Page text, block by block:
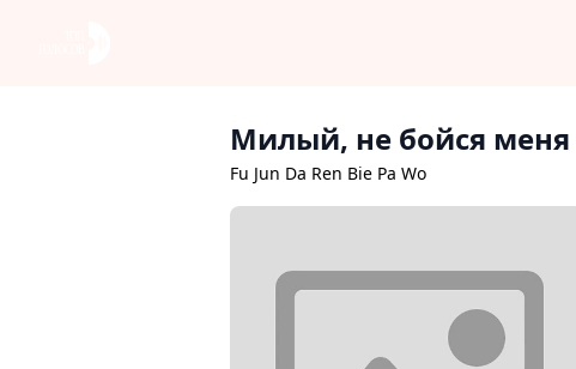
Милый, не бойся меня
Fu Jun Da Ren Bie Pa Wo